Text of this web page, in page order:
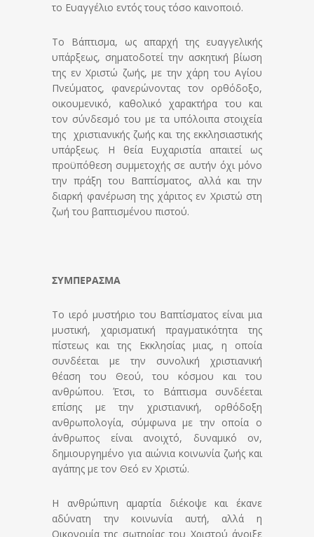
το Ευαγγέλιο εντός τους τόσο καινοποιό.
Το Βάπτισμα, ως απαρχή της ευαγγελικής
υπάρξεως, σηματοδοτεί την ασκητική βίωση
της εν Χριστώ ζωής, με την χάρη του Αγίου
Πνεύματος, φανερώνοντας τον ορθόδοξο,
οικουμενικό, καθολικό χαρακτήρα του και
τον σύνδεσμό του με τα υπόλοιπα στοιχεία
της χριστιανικής ζωής και της εκκλησιαστικής
υπάρξεως. Η θεία Ευχαριστία απαιτεί ως
προϋπόθεση συμμετοχής σε αυτήν όχι μόνο
την πράξη του Βαπτίσματος, αλλά και την
διαρκή φανέρωση της χάριτος εν Χριστώ στη
ζωή του βαπτισμένου πιστού.
ΣΥΜΠΕΡΑΣΜΑ
Το ιερό μυστήριο του Βαπτίσματος είναι μια
μυστική, χαρισματική πραγματικότητα της
πίστεως και της Εκκλησίας μιας, η οποία
συνδέεται με την συνολική χριστιανική
θέαση του Θεού, του κόσμου και του
ανθρώπου. Έτσι, το Βάπτισμα συνδέεται
επίσης με την χριστιανική, ορθόδοξη
ανθρωπολογία, σύμφωνα με την οποία ο
άνθρωπος είναι ανοιχτό, δυναμικό ον,
δημιουργημένο για αιώνια κοινωνία ζωής και
αγάπης με τον Θεό εν Χριστώ.
Η ανθρώπινη αμαρτία διέκοψε και έκανε
αδύνατη την κοινωνία αυτή, αλλά η
Οικονομία της σωτηρίας του Χριστού άνοιξε